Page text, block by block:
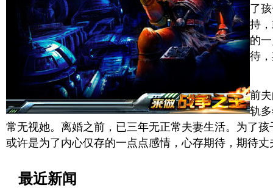
了
持
的
待
前
轨
常无视她。离婚之前，已三年无正常夫妻生活。为了
或许是为了内心仅存的一点点感情，心存期待，期待丈
最近新闻